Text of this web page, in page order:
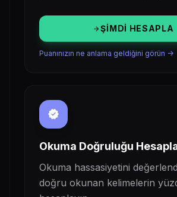
arrow_forwardŞIMDI HESAPLA
Puanınızın ne anlama geldiğini görün ->
verified
Okuma Doğruluğu
Okuma hassasiyetini
doğru okunan kelimelerin